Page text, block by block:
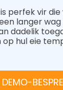
perfek vir
langer
dadelik
hul eie